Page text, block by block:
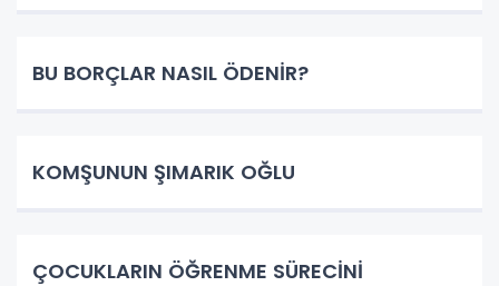
BU BORÇLAR NASIL ÖDENİR?
KOMŞUNUN ŞIMARIK OĞLU
ÇOCUKLARIN ÖĞRENME SÜRECİNİ